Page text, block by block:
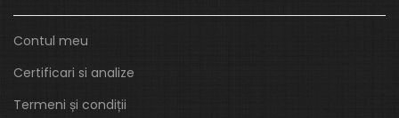
Contul meu
Certificari si analize
Termeni și condiții